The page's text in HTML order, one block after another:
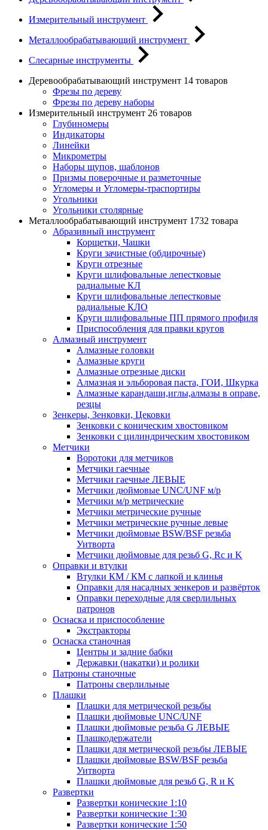
Измерительный инструмент
Металлообрабатывающий инструмент
Слесарные инструменты
Деревообрабатывающий инструмент 14 товаров
Фрезы по дереву
Фрезы по дереву наборы
Измерительный инструмент 26 товаров
Глубиномеры
Индикаторы
Линейки
Микрометры
Наборы щупов, шаблонов
Призмы поверочные и разметочные
Угломеры и Угломеры-траспортиры
Угольники
Угольники столярные
Металлообрабатывающий инструмент 1732 товара
Абразивный инструмент
Корщетки, Чашки
Круги зачистные (обдирочные)
Круги отрезные
Круги шлифовальные лепестковые
радиальные КЛ
Круги шлифовальные лепестковые
радиальные КЛО
Круги шлифовальные ПП прямого профиля
Приспособления для правки кругов
Алмазный инструмент
Алмазные головки
Алмазные круги
Алмазные отрезные диски
Алмазная и эльборовая паста, ГОИ, Шкурка
Алмазные карандаши,иглы,алмазы в оправе,
резцы
Зенкеры, Зенковки, Цековки
Зенковки с коническим хвостовиком
Зенковки с цилиндрическим хвостовиком
Метчики
Воротоки для метчиков
Метчики гаечные
Метчики гаечные ЛЕВЫЕ
Метчики дюймовые UNC/UNF м/р
Метчики м/р метрические
Метчики метрические ручные
Метчики метрические ручные левые
Метчики дюймовые BSW/BSF резьба
Уитворта
Метчики дюймовые для резьб G, Rc и K
Оправки и втулки
Втулки КМ / КМ с лапкой и клинья
Оправки для насадных зенкеров и развёрток
Оправки переходные для сверлильных
патронов
Оснаска и приспособление
Экстракторы
Оснаска станочная
Центры и задние бабки
Державки (накатки) и ролики
Патроны станочные
Патроны сверлильные
Плашки
Плашки для метрической резьбы
Плашки дюймовые UNC/UNF
Плашки дюймовые резьба G ЛЕВЫЕ
Плашкодержатели
Плашки для метрической резьбы ЛЕВЫЕ
Плашки дюймовые BSW/BSF резьба
Уитворта
Плашки дюймовые для резьб G, R и K
Развертки
Развертки конические 1:10
Развертки конические 1:30
Развертки конические 1:50